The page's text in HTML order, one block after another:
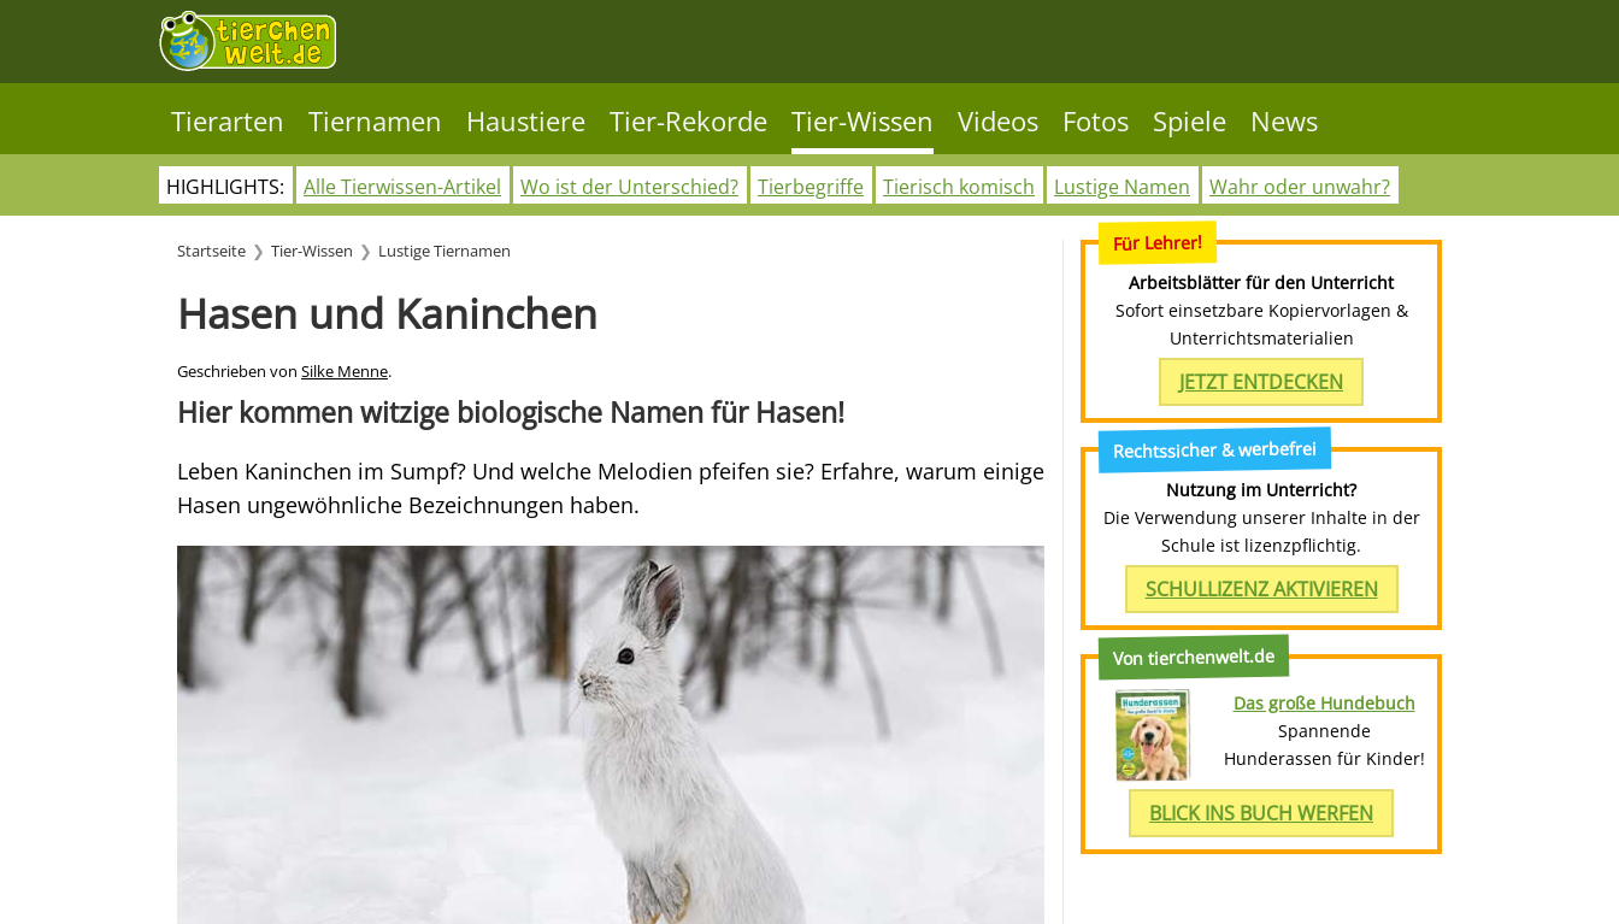
Tierarten Tiernamen Haustiere Tier-Rekorde Tier-Wissen Videos Fotos Spiele News
HIGHLIGHTS: Alle Tierwissen-Artikel Wo ist der Unterschied? Tierbegriffe Tierisch komisch Lustige Namen Wahr oder unwahr?
Startseite Tier-Wissen Lustige Tiernamen
Hasen und Kaninchen
Geschrieben von Silke Menne.
Hier kommen witzige biologische Namen für Hasen!
Leben Kaninchen im Sumpf? Und welche Melodien pfeifen sie? Erfahre, warum einige
Hasen ungewöhnliche Bezeichnungen haben.
Für Lehrer!
Arbeitsblätter für den Unterricht
Sofort einsetzbare Kopiervorlagen &
Unterrichtsmaterialien
JETZT ENTDECKEN
Rechtssicher & werbefrei
Nutzung im Unterricht?
Die Verwendung unserer Inhalte in der
Schule ist lizenzpflichtig.
SCHULLIZENZ AKTIVIEREN
Von tierchenwelt.de
Das große Hundebuch
Spannende
Hunderassen für Kinder!
BLICK INS BUCH WERFEN